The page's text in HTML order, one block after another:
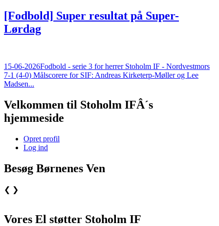
[Fodbold] Super resultat på Super-
Lørdag
15-06-2026Fodbold - serie 3 for herrer Stoholm IF - Nordvestmors
7-1 (4-0) Målscorere for SIF: Andreas Kirketerp-Møller og Lee
Madsen...
Velkommen til Stoholm IFÂ´s
hjemmeside
Opret profil
Log ind
Besøg Børnenes Ven
❮ ❯
Vores El støtter Stoholm IF